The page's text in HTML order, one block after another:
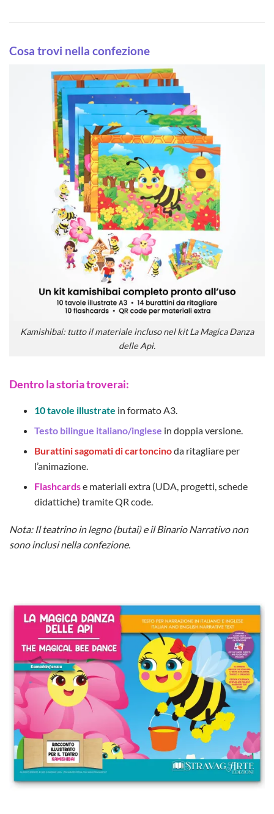
Cosa trovi nella confezione
Kamishibai: tutto il materiale incluso nel kit La Magica Danza
delle Api.
Dentro la storia troverai:
10 tavole illustrate in formato A3.
Testo bilingue italiano/inglese in doppia versione.
Burattini sagomati di cartoncinoda ritagliare per
l’animazione.
Flashcardse materiali extra (UDA, progetti, schede
didattiche) tramite QR code.
Nota: Il teatrino in legno (butai) e il Binario Narrativo non
sono inclusi nella confezione.